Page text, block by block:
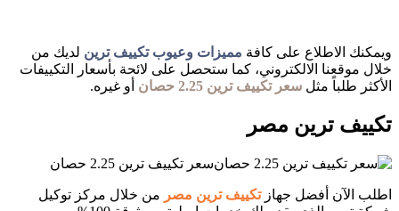
ويمكنك الاطلاع على كافة مميزات وعيوب تكييف ترين لديك من
خلال موقعنا الالكتروني، كما ستحصل على لائحة بأسعار التكييفات
الأكثر طلباً مثل سعر تكييف ترين 2.25 حصان أو غيره.
تكييف ترين مصر
سعر تكييف ترين 2.25 حصان
اطلب الآن أفضل جهاز تكييف ترين مصر من خلال مركز توكيل